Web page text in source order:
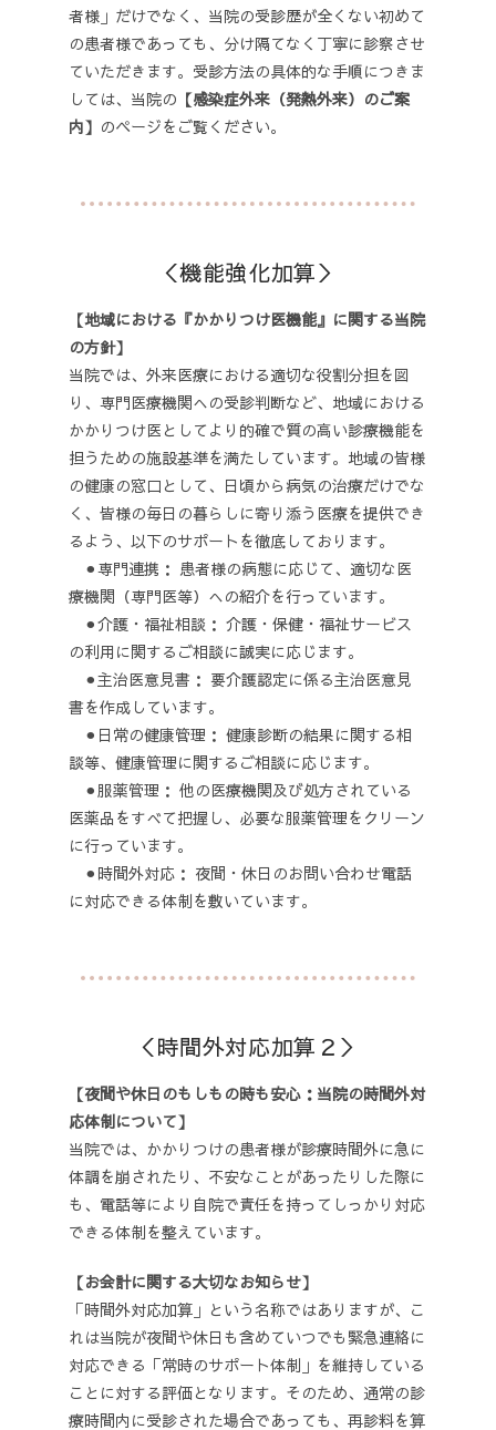
者様」だけでなく、当院の受診歴が全くない初めて
の患者様であっても、分け隔てなく丁寧に診察させ
ていただきます。受診方法の具体的な手順につきま
しては、当院の 【感染症外来（発熱外来）のご案
内】 のページをご覧ください。
＜機能強化加算＞
【地域における『かかりつけ医機能』に関する当院
の方針】
当院では、外来医療における適切な役割分担を図
り、専門医療機関への受診判断など、地域における
かかりつけ医としてより的確で質の高い診療機能を
担うための施設基準を満たしています。地域の皆様
の健康の窓口として、日頃から病気の治療だけでな
く、皆様の毎日の暮らしに寄り添う医療を提供でき
るよう、以下のサポートを徹底しております。
⚫︎専門連携： 患者様の病態に応じて、適切な医
療機関（専門医等）への紹介を行っています。
⚫︎介護・福祉相談： 介護・保健・福祉サービス
の利用に関するご相談に誠実に応じます。
⚫︎主治医意見書： 要介護認定に係る主治医意見
書を作成しています。
⚫︎ 日常の健康管理： 健康診断の結果に関する相
談等、健康管理に関するご相談に応じます。
⚫︎服薬管理： 他の医療機関及び処方されている
医薬品をすべて把握し、必要な服薬管理をクリーン
に行っています。
⚫︎ 時間外対応： 夜間・休日のお問い合わせ電話
に対応できる体制を敷いています。
＜時間外対応加算２＞
【夜間や休日のもしもの時も安心：当院の時間外対
応体制について】
当院では、かかりつけの患者様が診療時間外に急に
体調を崩されたり、不安なことがあったりした際に
も、電話等により自院で責任を持ってしっかり対応
できる体制を整えています。
【お会計に関する大切なお知らせ】
「時間外対応加算」という名称ではありますが、こ
れは当院が夜間や休日も含めていつでも緊急連絡に
対応できる「常時のサポート体制」を維持している
ことに対する評価となります。そのため、通常の診
療時間内に受診された場合であっても、再診料を算